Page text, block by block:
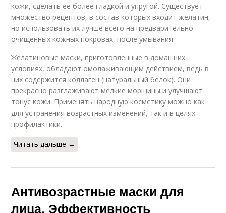
кожи, сделать ее более гладкой и упругой. Существует
множество рецептов, в состав которых входит желатин,
но использовать их лучше всего на предварительно
очищенных кожных покровах, после умывания.
Желатиновые маски, приготовленные в домашних
условиях, обладают омолаживающим действием, ведь в
них содержится коллаген (натуральный белок). Они
прекрасно разглаживают мелкие морщины и улучшают
тонус кожи. Применять народную косметику можно как
для устранения возрастных изменений, так и в целях
профилактики.
Читать дальше →
Антивозрастные маски для
лица. Эффективность